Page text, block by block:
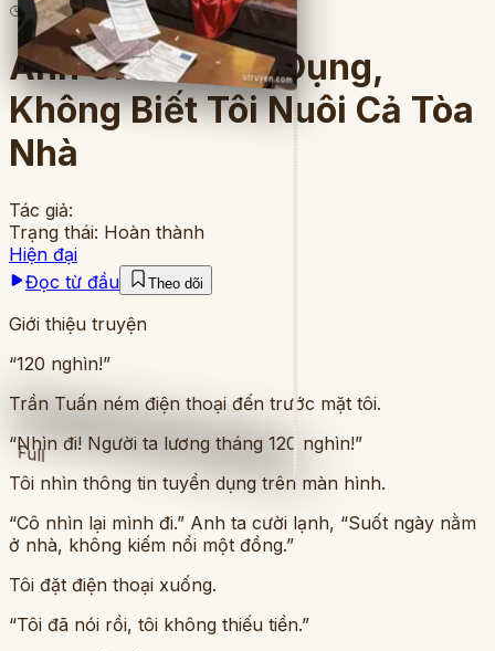
Full
3 lượt đọc· 17chương
Anh Chê Tôi Vô Dụng,
Không Biết Tôi Nuôi Cả Tòa
Nhà
Tác giả:
Trạng thái: Hoàn thành
Hiện đại
Đọc từ đầu
Theo dõi
Giới thiệu truyện
“120 nghìn!”
Trần Tuấn ném điện thoại đến trước mặt tôi.
“Nhìn đi! Người ta lương tháng 120 nghìn!”
Tôi nhìn thông tin tuyển dụng trên màn hình.
“Cô nhìn lại mình đi.” Anh ta cười lạnh, “Suốt ngày nằm
ở nhà, không kiếm nổi một đồng.”
Tôi đặt điện thoại xuống.
“Tôi đã nói rồi, tôi không thiếu tiền.”